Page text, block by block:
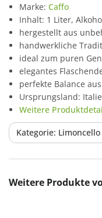
Marke: Caffo
Inhalt: 1 Liter,
hergestellt aus
handwerkliche
ideal zum puren
elegantes
perfekte Balance
Ursprungsland:
Weitere
Kategorie: Limoncello
Produktgalerie
Weitere Produkte